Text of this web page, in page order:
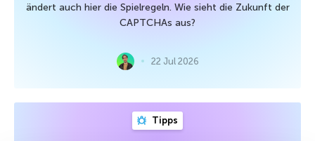
ändert auch hier die Spielregeln. Wie sieht die Zukunft der
CAPTCHAs aus?
22 Jul 2026
Tipps